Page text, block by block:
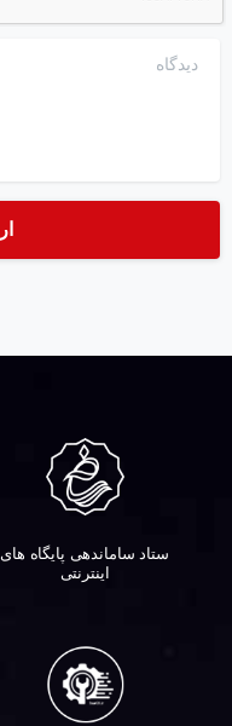
دیدگاه
ستاد ساماندهی پایگاه های
اینترنتی